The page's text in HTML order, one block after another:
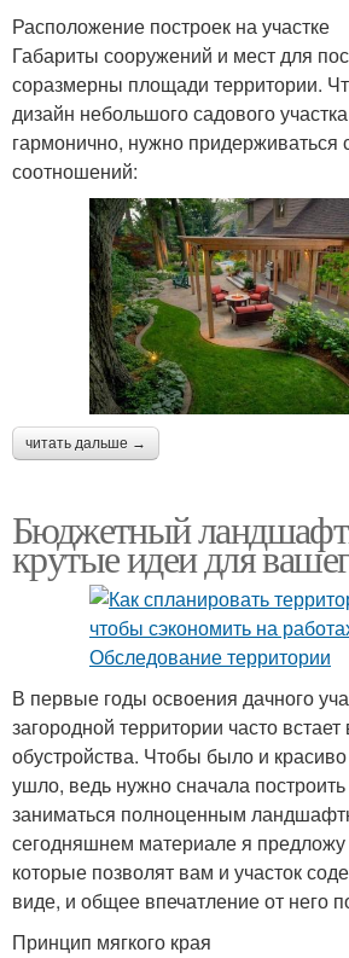
Расположение построек на участке
Габариты сооружений и мест для
соразмерны площади территории.
дизайн небольшого садового
гармонично, нужно
соотношений:
читать дальше →
Бюджетный
крутые идеи для
В первые годы освоения дачного
загородной территории часто
обустройства. Чтобы было и
ушло, ведь нужно сначала
заниматься полноценным
сегодняшнем материале я
которые позволят вам и участок
виде, и общее впечатление от него
Принцип мягкого края